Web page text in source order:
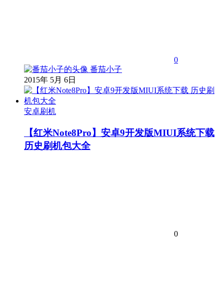
0
番茄小子
2015年 5月 6日
安卓刷机
【红米Note8Pro】安卓9开发版MIUI系统下载
历史刷机包大全
0